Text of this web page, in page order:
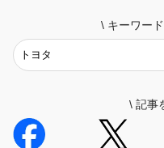
\ キーワー
\ 記事